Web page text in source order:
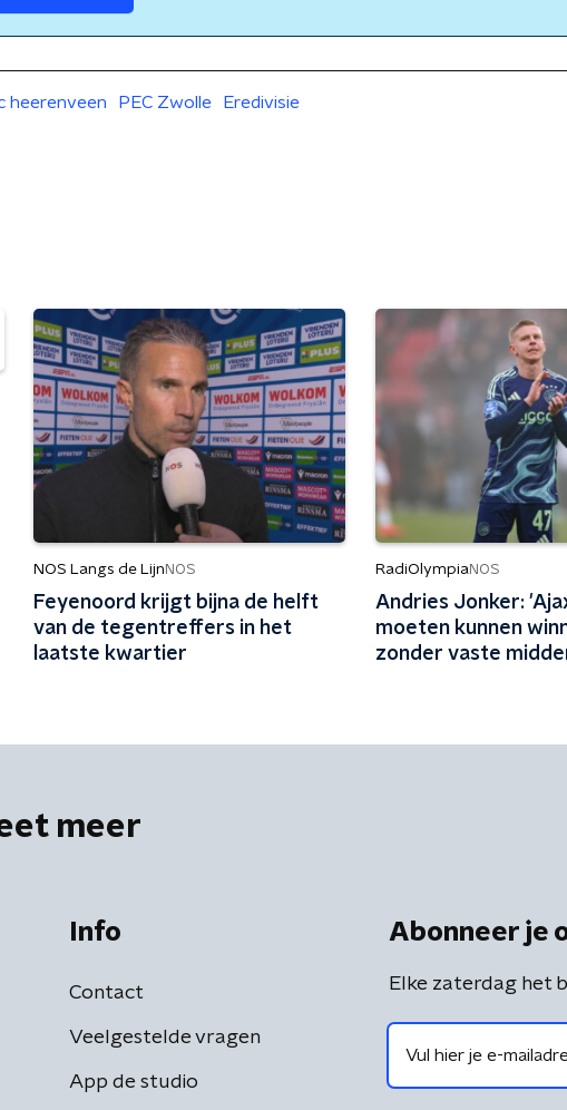
heerenveen PEC Zwolle Eredivisie
NOS Langs de Lijn NOS
Feyenoord krijgt bijna de helft
van de tegentreffers in het
laatste kwartier
RadiOlympiaNOS
Andries Jonker:
moeten kunnen
zonder vaste
meer
Info
Contact
Veelgestelde vragen
App de studio
Abonneer je
Elke zaterdag het